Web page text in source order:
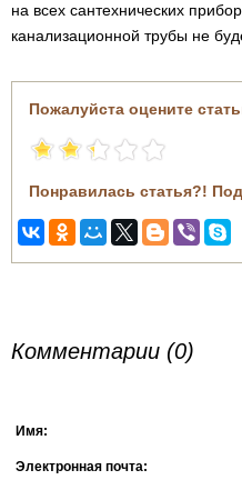
на всех сантехнических
канализационной трубы не
Пожалуйста оцените
Понравилась статья?!
Комментарии (0)
Имя:
Электронная почта: